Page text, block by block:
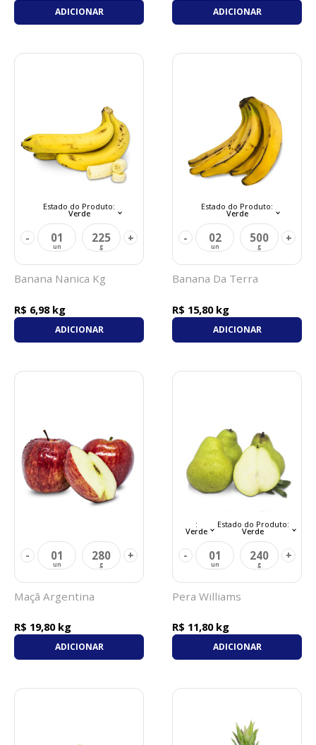
ADICIONAR ADICIONAR
Estado do Produto:
Verde
- 01 225 +
Banana Nanica Kg
R$ 6,98 kg
ADICIONAR
Estado do Produto:
Verde
- 02 500 +
Banana Da Terra
R$ 15,80 kg
ADICIONAR
- 01 280 +
Maçã Argentina
R$ 19,80 kg
ADICIONAR
:
Verde
Estado do Produto:
Verde
- 01 240 +
Pera Williams
R$ 11,80 kg
ADICIONAR